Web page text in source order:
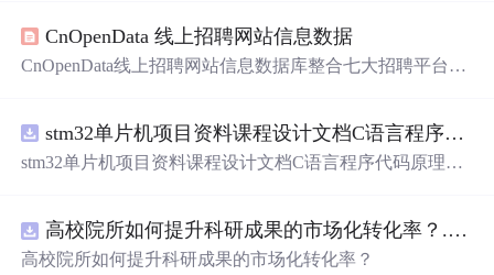
校招动态，反映了求职者在求职过程中的种种考虑和挑
战。
CnOpenData 线上招聘网站信息数据
CnOpenData线上招聘网站信息数据库整合七大招聘平台数
小企业就业研究。数据具多源性、长时序、高频更新与文
本挖掘潜力，广泛应用于劳动经济学、教育政策与企业HR
stm32单片机项目资料课程设计文档C语言程序代码原理图电路PCB实例悬挂运动控制系统论文资料
stm32单片机项目资料课程设计文档C语言程序代码原理图
高校院所如何提升科研成果的市场化转化率？.docx
高校院所如何提升科研成果的市场化转化率？